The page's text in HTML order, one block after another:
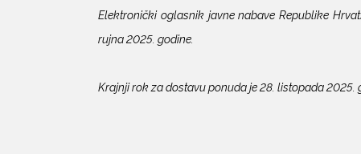
Elektronički oglasnik javne nabave Republike
rujna 2025. godine.
Krajnji rok za dostavu ponuda je 28. listopada 2025.